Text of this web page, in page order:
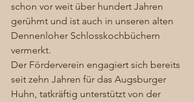
schon vor weit über hundert Jahren
gerühmt und ist auch in unseren alten
Dennenloher Schlosskochbüchern
vermerkt.
Der Förderverein engagiert sich bereits
seit zehn Jahren für das Augsburger
Huhn, tatkräftig unterstützt von der